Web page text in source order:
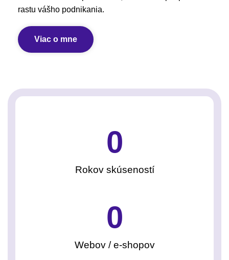
rastu vášho podnikania.
Viac o mne
Rokov skúseností
0
Webov / e-shopov
0